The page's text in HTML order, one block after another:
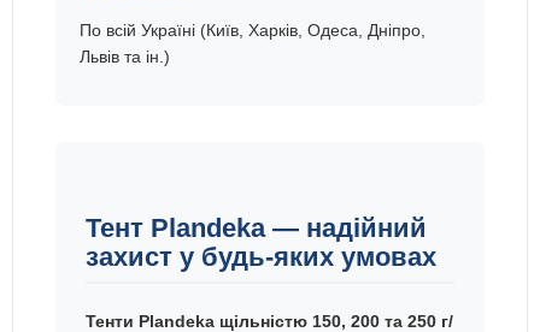
По всій Україні (Київ, Харків, Одеса, Дніпро,
Львів та ін.)
Тент Plandeka — надійний
захист у будь-яких умовах
Тенти Plandeka щільністю 150, 200 та 250 г/